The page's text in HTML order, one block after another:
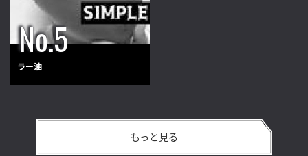
ラー油
もっと見る